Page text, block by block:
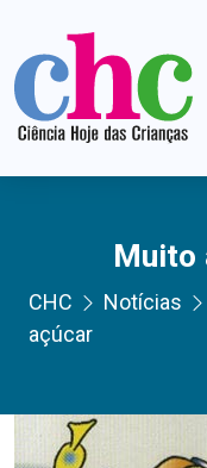
Muito
CHC Notícias
açúcar